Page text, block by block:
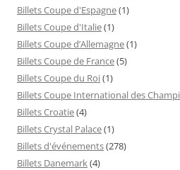
Billets Coupe d'Espagne(1)
Billets Coupe d'Italie(1)
Billets Coupe d’Allemagne(1)
Billets Coupe de France(5)
Billets Coupe du Roi(1)
Billets Coupe International des
Billets Croatie(4)
Billets Crystal Palace(1)
Billets d'événements(278)
Billets Danemark(4)